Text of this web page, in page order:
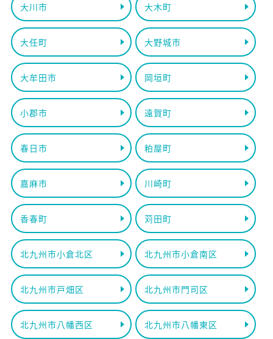
大川市 大木町
大任町 大野城市
大牟田市 岡垣町
小郡市 遠賀町
春日市 粕屋町
嘉麻市 川崎町
香春町 苅田町
北九州市小倉北区 北九州市小倉南区
北九州市戸畑区 北九州市門司区
北九州市八幡西区 北九州市八幡東区